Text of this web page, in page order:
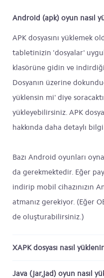
Android (apk) oyun nasıl
APK dosyasını yüklemek
tabletinizin 'dosyalar'
klasörüne gidin ve
Dosyanın üzerine
yüklensin mi' diye
yükleyebilirsiniz. APK
hakkında daha detaylı
Bazı Android oyunları
da gerekmektedir. Eğer
indirip mobil cihazınızın
atmanız gerekiyor. (Eğer
de oluşturabilirsiniz.)
XAPK dosyası nasıl
Java (jar,jad) oyun nasıl